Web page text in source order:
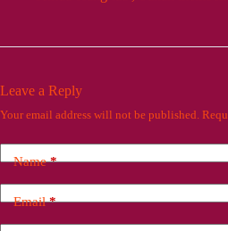
Leave a Reply
Your email address will not be published.
Name*
Email*